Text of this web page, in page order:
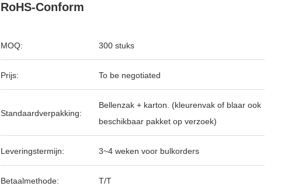
RoHS-Conform
MOQ: 300 stuks
Prijs: To be negotiated
Standaardverpakking:
Bellenzak + karton. (kleurenvak of blaar ook
beschikbaar pakket op verzoek)
Leveringstermijn: 3~4 weken voor bulkorders
Betaalmethode: T/T